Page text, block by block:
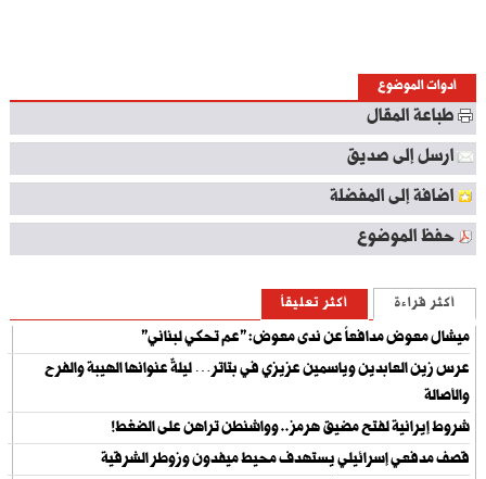
أدوات الموضوع
طباعة المقال
ارسل إلى صديق
اضافة إلى المفضلة
حفظ الموضوع
أكثر قراءة أكثر تعليقاً
ميشال معوض مدافعاً عن ندى معوض: "عم تحكي لبناني"
عرس زين العابدين وياسمين عزيزي في بتاتر… ليلةٌ عنوانها الهيبة والفرح
والأصالة
شروط إيرانية لفتح مضيق هرمز.. وواشنطن تراهن على الضغط!
قصف مدفعي إسرائيلي يستهدف محيط ميفدون وزوطر الشرقية